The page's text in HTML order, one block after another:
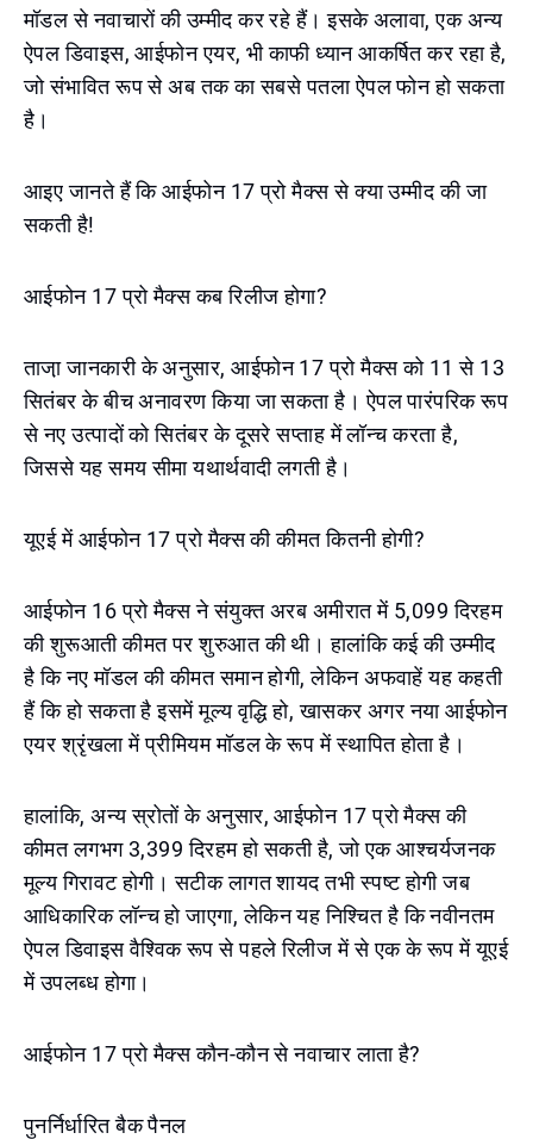
मॉडल से नवाचारों की उम्मीद कर रहे हैं। इसके अलावा, एक अन्य
ऐपल डिवाइस, आईफोन एयर, भी काफी ध्यान आकर्षित कर रहा है,
जो संभावित रूप से अब तक का सबसे पतला ऐपल फोन हो सकता
है।
आइए जानते हैं कि आईफोन 17 प्रो मैक्स से क्या उम्मीद की जा
सकती है!
आईफोन 17 प्रो मैक्स कब रिलीज होगा?
ताजा़ जानकारी के अनुसार, आईफोन 17 प्रो मैक्स को 11 से 13
सितंबर के बीच अनावरण किया जा सकता है। ऐपल पारंपरिक रूप
से नए उत्पादों को सितंबर के दूसरे सप्ताह में लॉन्च करता है,
जिससे यह समय सीमा यथार्थवादी लगती है।
यूएई में आईफोन 17 प्रो मैक्स की कीमत कितनी होगी?
आईफोन 16 प्रो मैक्स ने संयुक्त अरब अमीरात में 5,099 दिरहम
की शुरूआती कीमत पर शुरुआत की थी। हालांकि कई की उम्मीद
है कि नए मॉडल की कीमत समान होगी, लेकिन अफवाहें यह कहती
हैं कि हो सकता है इसमें मूल्य वृद्धि हो, खासकर अगर नया आईफोन
एयर श्रृंखला में प्रीमियम मॉडल के रूप में स्थापित होता है।
हालांकि, अन्य स्रोतों के अनुसार, आईफोन 17 प्रो मैक्स की
कीमत लगभग 3,399 दिरहम हो सकती है, जो एक आश्चर्यजनक
मूल्य गिरावट होगी। सटीक लागत शायद तभी स्पष्ट होगी जब
आधिकारिक लॉन्च हो जाएगा, लेकिन यह निश्चित है कि नवीनतम
ऐपल डिवाइस वैश्विक रूप से पहले रिलीज में से एक के रूप में यूएई
में उपलब्ध होगा।
आईफोन 17 प्रो मैक्स कौन-कौन से नवाचार लाता है?
पुनर्निर्धारित बैक पैनल